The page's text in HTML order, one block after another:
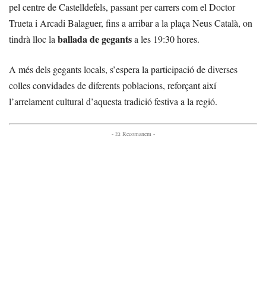
pel centre de Castelldefels, passant per carrers com el Doctor
Trueta i Arcadi Balaguer, fins a arribar a la plaça Neus Català, on
tindrà lloc la ballada de gegantsa les 19:30 hores.
A més dels gegants locals, s’espera la participació de diverses
colles convidades de diferents poblacions, reforçant així
l’arrelament cultural d’aquesta tradició festiva a la regió.
- Et Recomanem -